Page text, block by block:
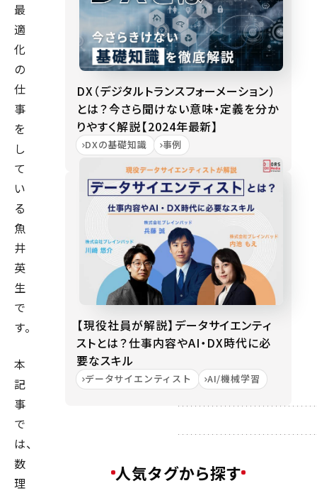
最
適
化
の
仕
事
を
し
て
い
る
魚
井
英
生
で
す。
本
記
事
で
は、
数
理
DX（デジタルトランスフォーメーション）
とは？今さら聞けない意味・定義を分か
りやすく解説【2024年最新】
DXの基礎知識 事例
【現役社員が解説】データサイエンティ
ストとは？仕事内容やAI・DX時代に必
要なスキル
データサイエンティスト AI/機械学習
人気タグから探す